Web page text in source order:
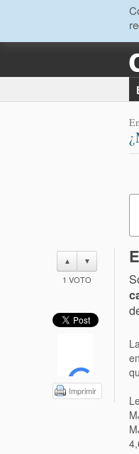
▲ ▼
1 VOTO
Imprimir